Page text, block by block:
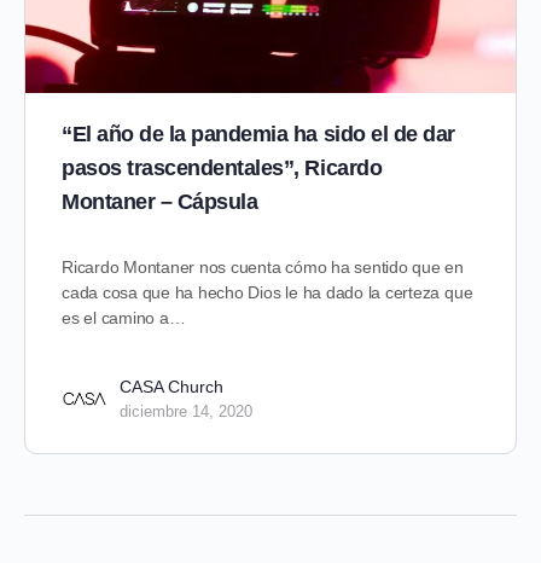
“El año de la pandemia ha sido el de dar
pasos trascendentales”, Ricardo
Montaner – Cápsula
Ricardo Montaner nos cuenta cómo ha sentido que en
cada cosa que ha hecho Dios le ha dado la certeza que
es el camino a…
CASA Church
diciembre 14, 2020